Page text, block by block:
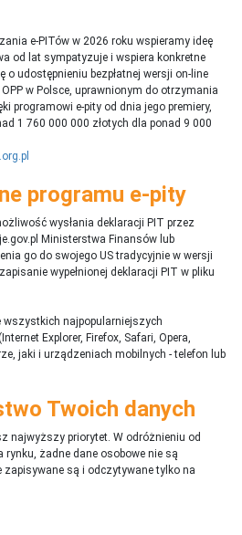
e-PITów w 2026 roku wspieramy ideę
od lat sympatyzuje i wspiera konkretne
o udostępnieniu bezpłatnej wersji on-line
w Polsce, uprawnionym do otrzymania
programowi e-pity od dnia jego premiery,
1 760 000 000 złotych dla ponad 9 000
programu e-pity
wysłania deklaracji PIT przez
Ministerstwa Finansów lub
go do swojego US tradycyjnie w wersji
wypełnionej deklaracji PIT w pliku
wszystkich najpopularniejszych
Explorer, Firefox, Safari, Opera,
jaki i urządzeniach mobilnych - telefon lub
Twoich danych
najwyższy priorytet. W odróżnieniu od
rynku, żadne dane osobowe nie są
zapisywane są i odczytywane tylko na